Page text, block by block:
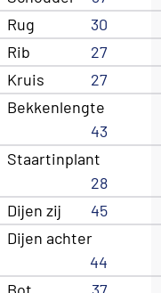
Rug
30
Rib
27
Kruis
27
Bekkenlengte
43
Staartinplant
28
Dijen zij
45
Dijen achter
44
Bot
37